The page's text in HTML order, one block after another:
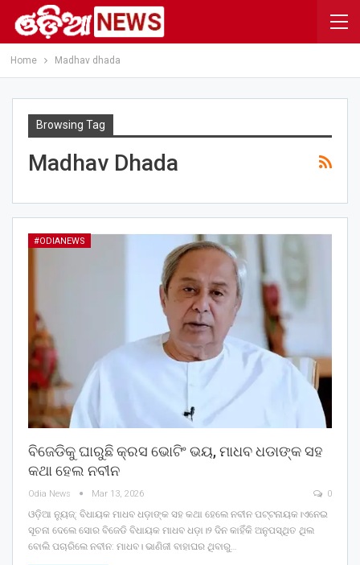
Home Madhav dhada
Browsing Tag
Madhav Dhada
#ODIANEWS
ବିଜେଡିକୁ ଘାରୁଛି କ୍ରସ ଭୋଟିଂ ଭୟ, ମାଧବ ଧଡାଙ୍କ ସହ
କଥା ହେଲ ନବୀନ
Odia News Mar 13, 2026 0
ଓଡ଼ିଆ ନ୍ୟୁଜ୍: ବିଧାୟକ ମାଧବ ଧଡ଼ାଙ୍କ ସହ କଥା ହେଲେ ନବୀନ ପଟ୍ଟନାୟକ।ଏନେଇ
ସୂଚନା ଦେଲେ ସୋର ବିଜେଡି ବିଧାୟକ ମାଧବ ଧଡ଼ା।୨ ଦିନ କାହିଁକି ଅନୁପସ୍ଥିତ ଥିଲ
ବୋଲି ପଚାରିଲେ ନବୀନ: ମାଧବ। ଭାଣିଜୀ ବାହାଘର ଥିବାରୁ…